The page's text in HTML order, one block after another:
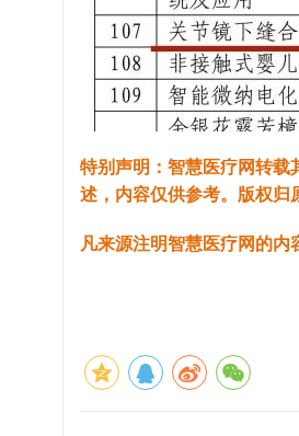
特别声明：智慧医疗网转载
述，内容仅供参考。版权归
凡来源注明智慧医疗网的内